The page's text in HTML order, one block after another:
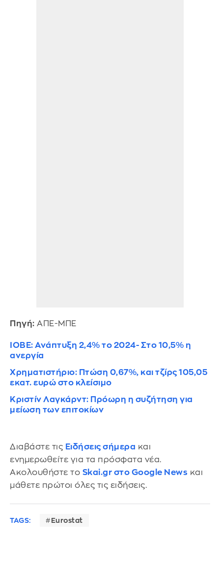
Πηγή: ΑΠΕ-ΜΠΕ
ΙΟΒΕ: Ανάπτυξη 2,4% το 2024- Στο 10,5% η
ανεργία
Χρηματιστήριο: Πτώση 0,67%, και τζίρς 105,05
εκατ. ευρώ στο κλείσιμο
Kριστίν Λαγκάρντ: Πρόωρη η συζήτηση για
μείωση των επιτοκίων
Διαβάστε τις Ειδήσεις σήμερα και
ενημερωθείτε για τα πρόσφατα νέα.
Ακολουθήστε το Skai.gr στο Google News και
μάθετε πρώτοι όλες τις ειδήσεις.
TAGS: Eurostat